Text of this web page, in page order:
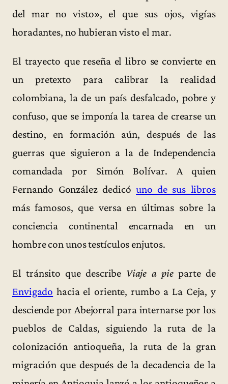
del mar no visto», el que sus ojos, vigías
horadantes, no hubieran visto el mar.
El trayecto que reseña el libro se convierte en
un pretexto para calibrar la realidad
colombiana, la de un país desfalcado, pobre y
confuso, que se imponía la tarea de crearse un
destino, en formación aún, después de las
guerras que siguieron a la de Independencia
comandada por Simón Bolívar. A quien
Fernando González dedicóuno de sus libros
más famosos, que versa en últimas sobre la
conciencia continental encarnada en un
hombre con unos testículos enjutos.
El tránsito que describe Viaje a pieparte de
Envigado hacia el oriente, rumbo a La Ceja, y
desciende por Abejorral para internarse por los
pueblos de Caldas, siguiendo la ruta de la
colonización antioqueña, la ruta de la gran
migración que después de la decadencia de la